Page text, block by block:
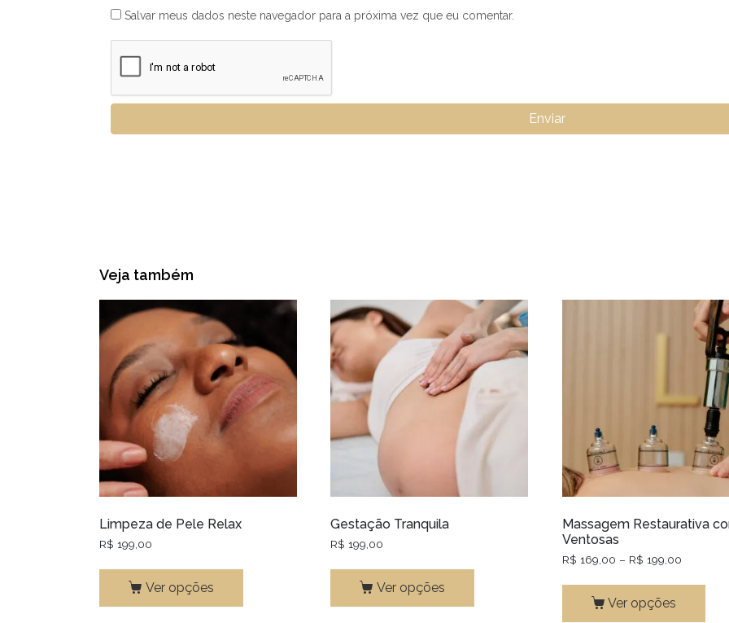
Salvar meus dados neste navegador para a próxima vez que eu comentar.
Veja também
Limpeza de Pele Relax
R$ 199,00
Ver opções
Gestação Tranquila
R$ 199,00
Ver opções
Massagem Restaurativa
Ventosas
R$ 169,00 – R$ 199,00
Ver opções